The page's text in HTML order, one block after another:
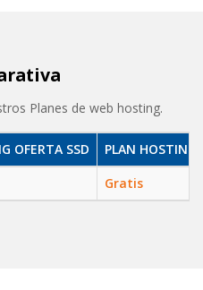
Planes de web hosting.
OFERTA SSD
PLAN HOSTING
Gratis